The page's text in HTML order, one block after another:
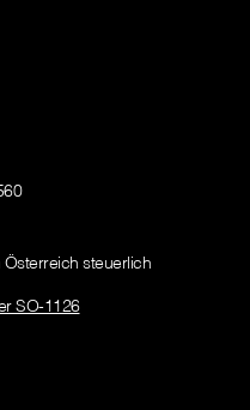
steuerlich
SO-1126